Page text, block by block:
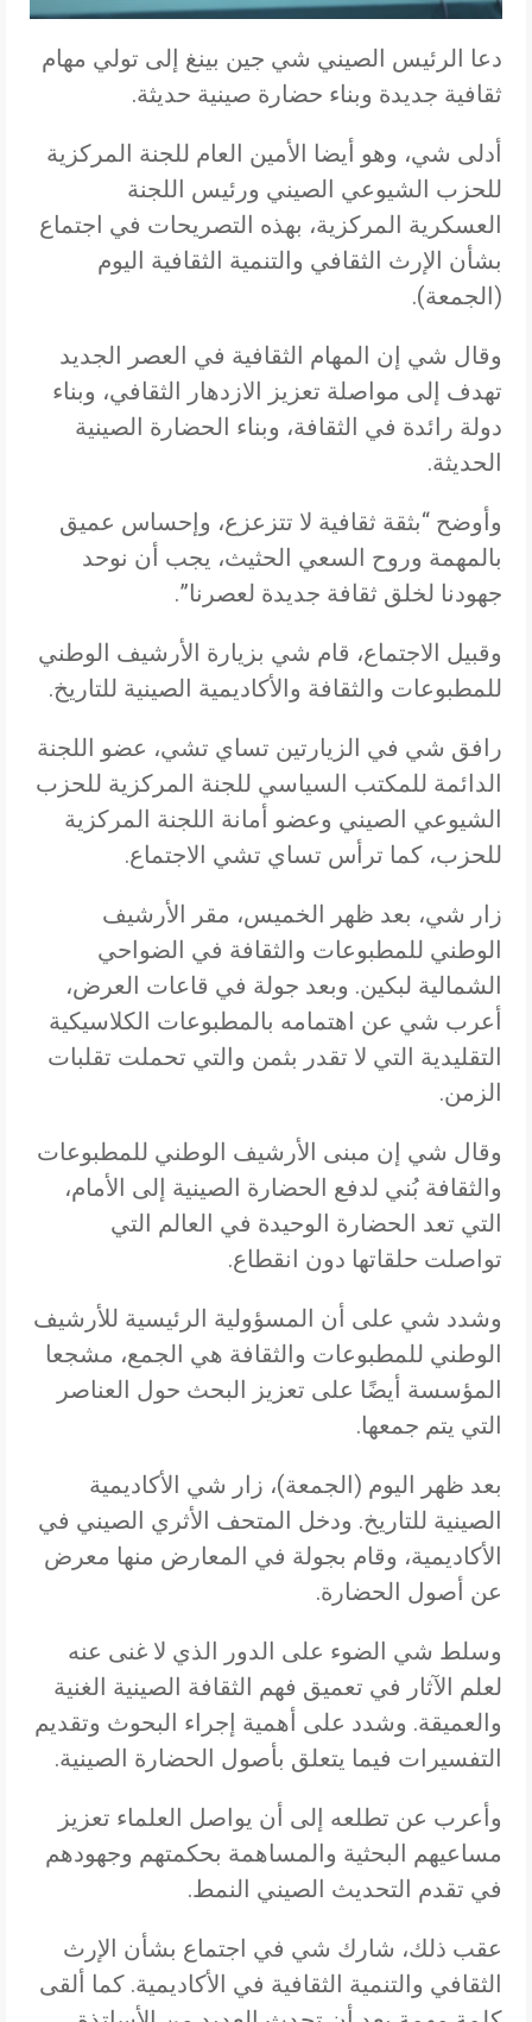
دعا الرئيس الصيني شي جين بينغ إلى تولي مهام
ثقافية جديدة وبناء حضارة صينية حديثة.
أدلى شي، وهو أيضا الأمين العام للجنة المركزية
للحزب الشيوعي الصيني ورئيس اللجنة
العسكرية المركزية، بهذه التصريحات في اجتماع
بشأن الإرث الثقافي والتنمية الثقافية اليوم
(الجمعة).
وقال شي إن المهام الثقافية في العصر الجديد
تهدف إلى مواصلة تعزيز الازدهار الثقافي، وبناء
دولة رائدة في الثقافة، وبناء الحضارة الصينية
الحديثة.
وأوضح “بثقة ثقافية لا تتزعزع، وإحساس عميق
بالمهمة وروح السعي الحثيث، يجب أن نوحد
جهودنا لخلق ثقافة جديدة لعصرنا”.
وقبيل الاجتماع، قام شي بزيارة الأرشيف الوطني
للمطبوعات والثقافة والأكاديمية الصينية للتاريخ.
رافق شي في الزيارتين تساي تشي، عضو اللجنة
الدائمة للمكتب السياسي للجنة المركزية للحزب
الشيوعي الصيني وعضو أمانة اللجنة المركزية
للحزب، كما ترأس تساي تشي الاجتماع.
زار شي، بعد ظهر الخميس، مقر الأرشيف
الوطني للمطبوعات والثقافة في الضواحي
الشمالية لبكين. وبعد جولة في قاعات العرض،
أعرب شي عن اهتمامه بالمطبوعات الكلاسيكية
التقليدية التي لا تقدر بثمن والتي تحملت تقلبات
الزمن.
وقال شي إن مبنى الأرشيف الوطني للمطبوعات
والثقافة بُني لدفع الحضارة الصينية إلى الأمام،
التي تعد الحضارة الوحيدة في العالم التي
تواصلت حلقاتها دون انقطاع.
وشدد شي على أن المسؤولية الرئيسية للأرشيف
الوطني للمطبوعات والثقافة هي الجمع، مشجعا
المؤسسة أيضًا على تعزيز البحث حول العناصر
التي يتم جمعها.
بعد ظهر اليوم (الجمعة)، زار شي الأكاديمية
الصينية للتاريخ. ودخل المتحف الأثري الصيني في
الأكاديمية، وقام بجولة في المعارض منها معرض
عن أصول الحضارة.
وسلط شي الضوء على الدور الذي لا غنى عنه
لعلم الآثار في تعميق فهم الثقافة الصينية الغنية
والعميقة. وشدد على أهمية إجراء البحوث وتقديم
التفسيرات فيما يتعلق بأصول الحضارة الصينية.
وأعرب عن تطلعه إلى أن يواصل العلماء تعزيز
مساعيهم البحثية والمساهمة بحكمتهم وجهودهم
في تقدم التحديث الصيني النمط.
عقب ذلك، شارك شي في اجتماع بشأن الإرث
الثقافي والتنمية الثقافية في الأكاديمية. كما ألقى